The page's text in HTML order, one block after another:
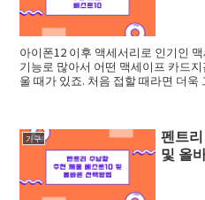
아이폰12 이후 액세서리로 인기인
기능로 많아서 어떤 맥세이프 카드
울 때가 있죠. 처음 접할 때라면 더
가구
펜트
및 올